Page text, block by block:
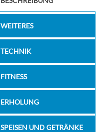
WEITERES
TECHNIK
FITNESS
ERHOLUNG
SPEISEN UND GETRÄNKE